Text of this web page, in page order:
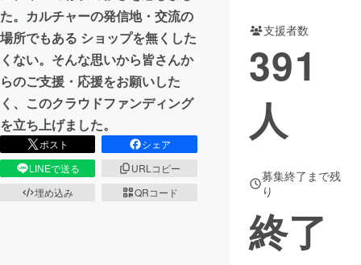
た。カルチャーの発信地・交流の
場所でもある ショップを無くした
くない。そんな思いから皆さんか
らのご支援・応援をお願いした
く、このクラウドファンディング
を立ち上げました。
ポスト
シェア
LINEで送る
URLコピー
埋め込み
QRコード
支援者数
391
人
募集終了まで残
り
終了